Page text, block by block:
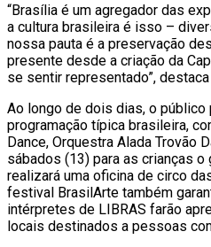
“Brasília é um agregador das
a cultura brasileira é isso –
nossa pauta é a preservação
presente desde a criação da
se sentir representado”,
Ao longo de dois dias, o
programação típica brasileira,
Dance, Orquestra Alada Trovão
sábados (13) para as crianças
realizará uma oficina de circo
festival BrasilArte também
intérpretes de LIBRAS farão
locais destinados a pessoas